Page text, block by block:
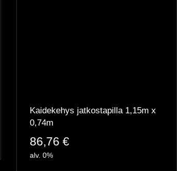
Kaidekehys jatkostapilla 1,15m x
0,74m
86,76 €
alv. 0%